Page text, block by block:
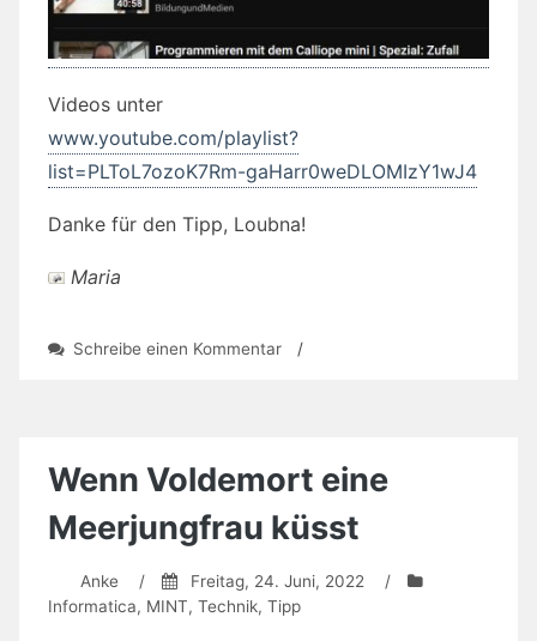
Videos unter
www.youtube.com/playlist?
list=PLToL7ozoK7Rm-gaHarr0weDLOMIzY1wJ4
Danke für den Tipp, Loubna!
Maria
Schreibe einen Kommentarzu /
Wenn Voldemort eine
Meerjungfrau küsst
Anke / Freitag, 24. Juni, 2022
/
Informatica, MINT, Technik, Tipp